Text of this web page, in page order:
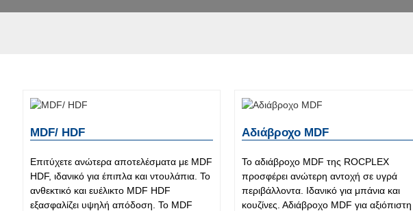
MDF/ HDF
Επιτύχετε ανώτερα αποτελέσματα με MDF
HDF, ιδανικό για έπιπλα και ντουλάπια. Το
ανθεκτικό και ευέλικτο MDF HDF
εξασφαλίζει υψηλή απόδοση. Το MDF
Αδιάβροχο MDF
Το αδιάβροχο MDF της ROCPLEX
προσφέρει ανώτερη αντοχή σε υγρά
περιβάλλοντα. Ιδανικό για μπάνια και
κουζίνες. Αδιάβροχο MDF για αξιόπιστη